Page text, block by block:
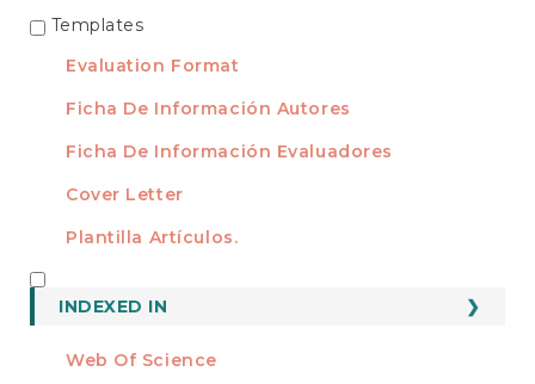
TEMPLATES
Templates
Evaluation Format
Ficha De Información Autores
Ficha De Información Evaluadores
Cover Letter
Plantilla Artículos.
INDEXED IN
Web Of Science